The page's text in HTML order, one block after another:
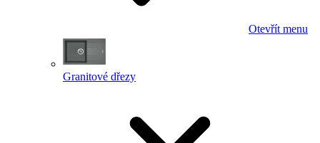
Otevřít menu
Granitové dřezy